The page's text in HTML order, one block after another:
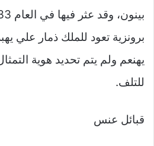
برونزية تعود للملك ذمار علي
يهنعم ولم يتم تحديد هوية
للتلف.
قبائل عنس